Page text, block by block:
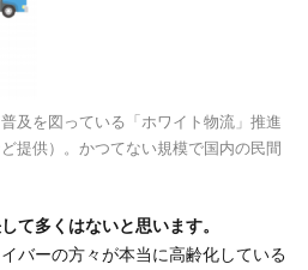
及を図っている「ホワイト物流」推進
提供）。かつてない規模で国内の民間
多くはないと思います。
バーの方々が本当に高齢化している